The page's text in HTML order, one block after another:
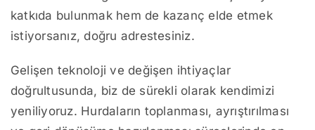
katkıda bulunmak hem de kazanç elde etmek
istiyorsanız, doğru adrestesiniz.
Gelişen teknoloji ve değişen ihtiyaçlar
doğrultusunda, biz de sürekli olarak kendimizi
yeniliyoruz. Hurdaların toplanması, ayrıştırılması